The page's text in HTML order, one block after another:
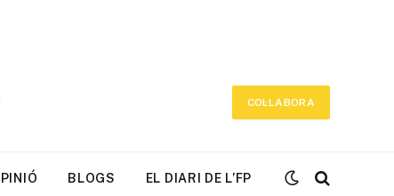
COL·LABORA
BLOGS EL DIARI DE L’FP